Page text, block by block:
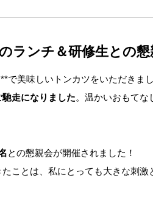
ランチ＆研修生との懇
で美味しいトンカツをいただきま
馳走になりました。温かいおもてな
との懇親会が開催されました！
ことは、私にとっても大きな刺